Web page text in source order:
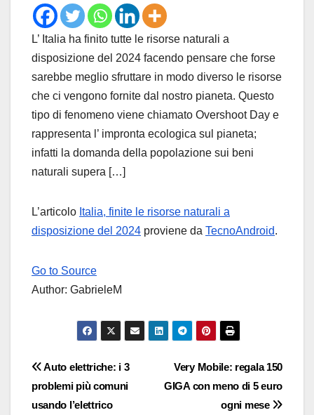
L’ Italia ha finito tutte le risorse naturali a
disposizione del 2024 facendo pensare che forse
sarebbe meglio sfruttare in modo diverso le risorse
che ci vengono fornite dal nostro pianeta. Questo
tipo di fenomeno viene chiamato Overshoot Day e
rappresenta l’ impronta ecologica sul pianeta;
infatti la domanda della popolazione sui beni
naturali supera […]
L’articolo Italia, finite le risorse naturali a
disposizione del 2024 proviene da TecnoAndroid.
Go to Source
Author: GabrieleM
Navigazione
articoli
Very Mobile: regala 150
GIGA con meno di 5 euro
ogni mese
Auto elettriche: i 3
problemi più comuni
usando l’elettrico